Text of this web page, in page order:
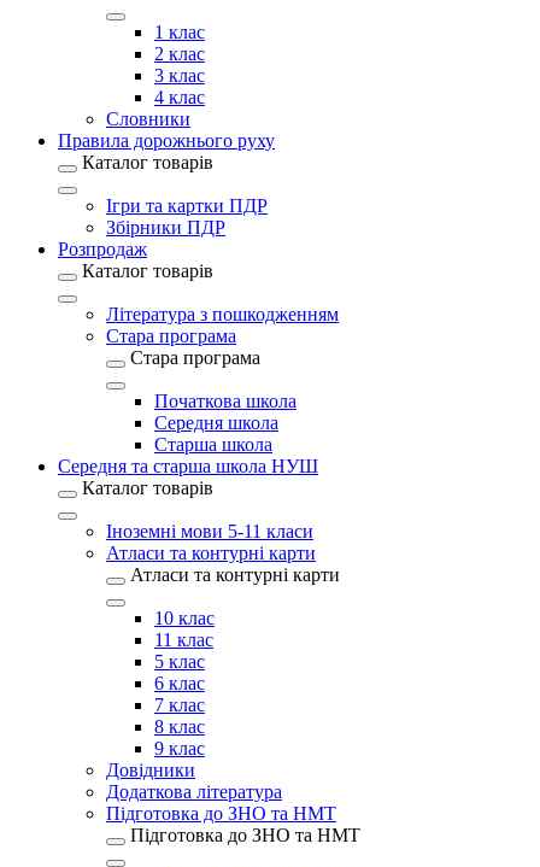
1 клас
2 клас
3 клас
4 клас
Словники
Правила дорожнього руху
Каталог товарів
Ігри та картки ПДР
Збірники ПДР
Розпродаж
Каталог товарів
Література з пошкодженням
Стара програма
Стара програма
Початкова школа
Середня школа
Старша школа
Середня та старша школа НУШ
Каталог товарів
Іноземні мови 5-11 класи
Атласи та контурні карти
Атласи та контурні карти
10 клас
11 клас
5 клас
6 клас
7 клас
8 клас
9 клас
Довідники
Додаткова література
Підготовка до ЗНО та НМТ
Підготовка до ЗНО та НМТ